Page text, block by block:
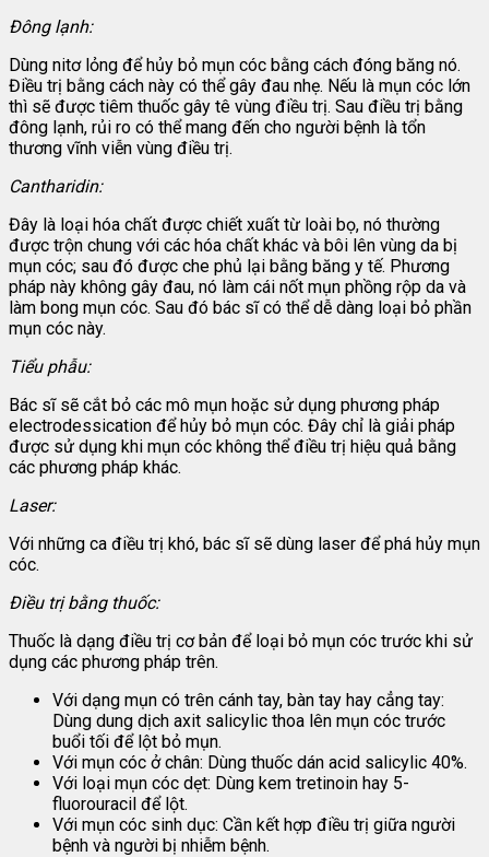
Đông lạnh:
Dùng nitơ lỏng để hủy bỏ mụn cóc bằng cách đóng băng nó.
Điều trị bằng cách này có thể gây đau nhẹ. Nếu là mụn cóc lớn
thì sẽ được tiêm thuốc gây tê vùng điều trị. Sau điều trị bằng
đông lạnh, rủi ro có thể mang đến cho người bệnh là tổn
thương vĩnh viễn vùng điều trị.
Cantharidin:
Đây là loại hóa chất được chiết xuất từ loài bọ, nó thường
được trộn chung với các hóa chất khác và bôi lên vùng da bị
mụn cóc; sau đó được che phủ lại bằng băng y tế. Phương
pháp này không gây đau, nó làm cái nốt mụn phồng rộp da và
làm bong mụn cóc. Sau đó bác sĩ có thể dễ dàng loại bỏ phần
mụn cóc này.
Tiểu phẫu:
Bác sĩ sẽ cắt bỏ các mô mụn hoặc sử dụng phương pháp
electrodessication để hủy bỏ mụn cóc. Đây chỉ là giải pháp
được sử dụng khi mụn cóc không thể điều trị hiệu quả bằng
các phương pháp khác.
Laser:
Với những ca điều trị khó, bác sĩ sẽ dùng laser để phá hủy mụn
cóc.
Điều trị bằng thuốc:
Thuốc là dạng điều trị cơ bản để loại bỏ mụn cóc trước khi sử
dụng các phương pháp trên.
Với dạng mụn có trên cánh tay, bàn tay hay cẳng tay:
Dùng dung dịch axit salicylic thoa lên mụn cóc trước
buổi tối để lột bỏ mụn.
Với mụn cóc ở chân: Dùng thuốc dán acid salicylic 40%.
Với loại mụn cóc dẹt: Dùng kem tretinoin hay 5-
fluorouracil để lột.
Với mụn cóc sinh dục: Cần kết hợp điều trị giữa người
bệnh và người bị nhiễm bệnh.